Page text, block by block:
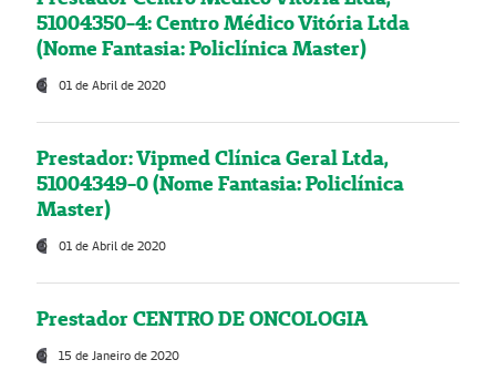
51004350-4: Centro Médico Vitória Ltda
(Nome Fantasia: Policlínica Master)
01 de Abril de 2020
Prestador: Vipmed Clínica Geral Ltda,
51004349-0 (Nome Fantasia: Policlínica
Master)
01 de Abril de 2020
Prestador CENTRO DE ONCOLOGIA
15 de Janeiro de 2020